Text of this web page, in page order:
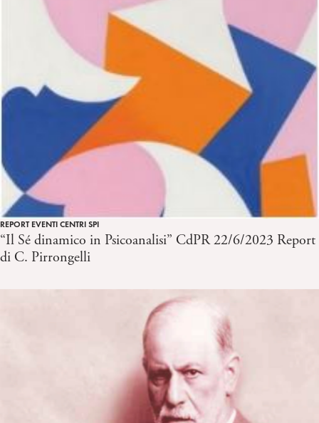
REPORT EVENTI CENTRI SPI
“Il Sé dinamico in Psicoanalisi” CdPR 22/6/2023 Report
di C. Pirrongelli